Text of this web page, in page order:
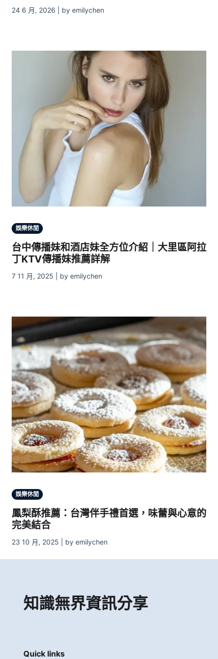
24 6 月, 2026 | by emilychen
娛樂休閒
台中傳播妹和酒店妹全方位介紹｜大里區阿拉
丁KTV傳播妹推薦詳解
7 11 月, 2025 | by emilychen
娛樂休閒
鳳梨酥推薦：台灣伴手禮首選，味蕾與心意的
完美結合
23 10 月, 2025 | by emilychen
知識無界資訊分享
Quick links